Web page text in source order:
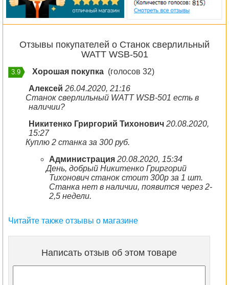
Отзывы покупателей о Станок сверлильный
WATT WSB-501
3.9 Хорошая покупка (голосов 32)
Алексей 26.04.2020, 21:16
Станок сверлильный WATT WSB-501 есть в
наличии?
Никитенко Гриргорий Тихонович 20.08.2020,
15:27
Куплю 2 станка за 300 руб.
Администрация 20.08.2020, 15:34
День, добрый Никитенко Гриргорий
Тихонович станок стоит 300р за 1 шт.
Станка нет в наличии, появится через 2-
2,5 недели.
Читайте также отзывы о магазине
Написать отзыв об этом товаре